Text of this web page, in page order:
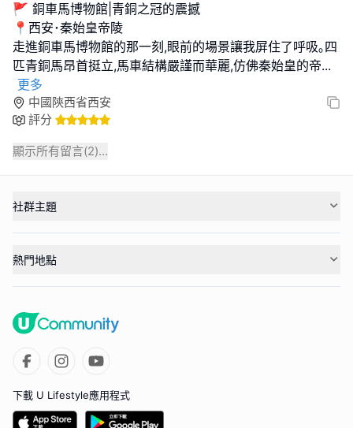
🚩 銅車馬博物館|青銅之冠的震撼
📍西安･秦始皇帝陵
走進銅車馬博物館的那一刻,眼前的場景讓我屏住了呼吸｡四
匹青銅馬昂首挺立,馬車結構嚴謹而華麗,仿佛秦始皇的帝...
更多
中國陝西省西安
評分
顯示所有留言(2)...
社群主題
熱門地點
下載 U Lifestyle應用程式